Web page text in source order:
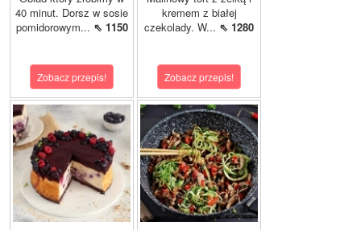
40 minut. Dorsz w sosie
pomidorowym... ⇖ 1150
Zobacz przepis!
kremem z białej
czekolady. W... ⇖ 1280
Zobacz przepis!